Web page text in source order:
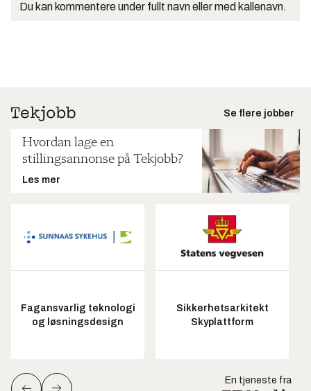
Du kan kommentere under fullt navn eller med kallenavn.
Se flere jobber
Hvordan lage en
stillingsannonse på Tekjobb?
Les mer
Fagansvarlig teknologi
og løsningsdesign
Sikkerhetsarkitekt
Skyplattform
En tjeneste fra